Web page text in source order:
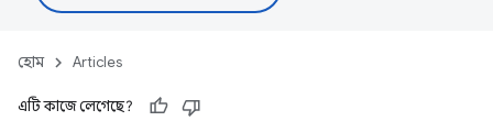
হোম Articles
এটি কাজে লেগেছে?